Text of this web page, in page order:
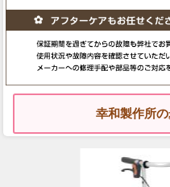
幸和製作所